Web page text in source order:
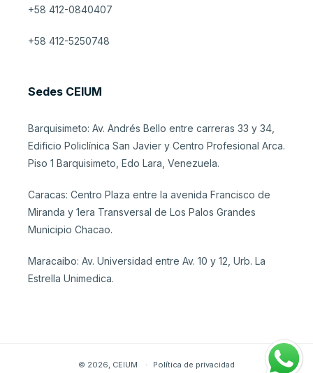
+58 412-0840407
+58 412-5250748
Sedes CEIUM
Barquisimeto: Av. Andrés Bello entre carreras 33 y 34,
Edificio Policlínica San Javier y Centro Profesional Arca.
Piso 1 Barquisimeto, Edo Lara, Venezuela.
Caracas: Centro Plaza entre la avenida Francisco de
Miranda y 1era Transversal de Los Palos Grandes
Municipio Chacao.
Maracaibo: Av. Universidad entre Av. 10 y 12, Urb. La
Estrella Unimedica.
© 2026, CEIUM Política de privacidad